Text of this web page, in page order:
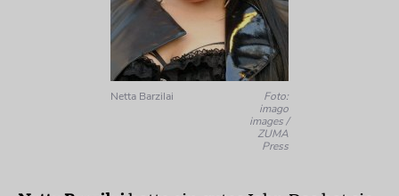
Netta Barzilai
Foto:
imago
images /
ZUMA
Press